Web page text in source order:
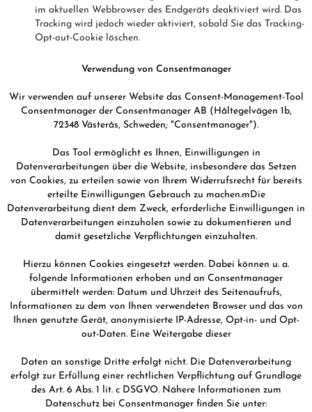
im aktuellen Webbrowser des Endgeräts deaktiviert wird. Das
Tracking wird jedoch wieder aktiviert, sobald Sie das Tracking-
Opt-out-Cookie löschen.
Verwendung von Consentmanager
Wir verwenden auf unserer Website das Consent-Management-Tool
Consentmanager der Consentmanager AB (Håltegelvägen 1b,
72348 Västerås, Schweden; "Consentmanager").
Das Tool ermöglicht es Ihnen, Einwilligungen in
Datenverarbeitungen über die Website, insbesondere das Setzen
von Cookies, zu erteilen sowie von Ihrem Widerrufsrecht für bereits
erteilte Einwilligungen Gebrauch zu machen.mDie
Datenverarbeitung dient dem Zweck, erforderliche Einwilligungen in
Datenverarbeitungen einzuholen sowie zu dokumentieren und
damit gesetzliche Verpflichtungen einzuhalten.
Hierzu können Cookies eingesetzt werden. Dabei können u. a.
folgende Informationen erhoben und an Consentmanager
übermittelt werden: Datum und Uhrzeit des Seitenaufrufs,
Informationen zu dem von Ihnen verwendeten Browser und das von
Ihnen genutzte Gerät, anonymisierte IP-Adresse, Opt-in- und Opt-
out-Daten. Eine Weitergabe dieser
Daten an sonstige Dritte erfolgt nicht. Die Datenverarbeitung
erfolgt zur Erfüllung einer rechtlichen Verpflichtung auf Grundlage
des Art. 6 Abs. 1 lit. c DSGVO. Nähere Informationen zum
Datenschutz bei Consentmanager finden Sie unter: